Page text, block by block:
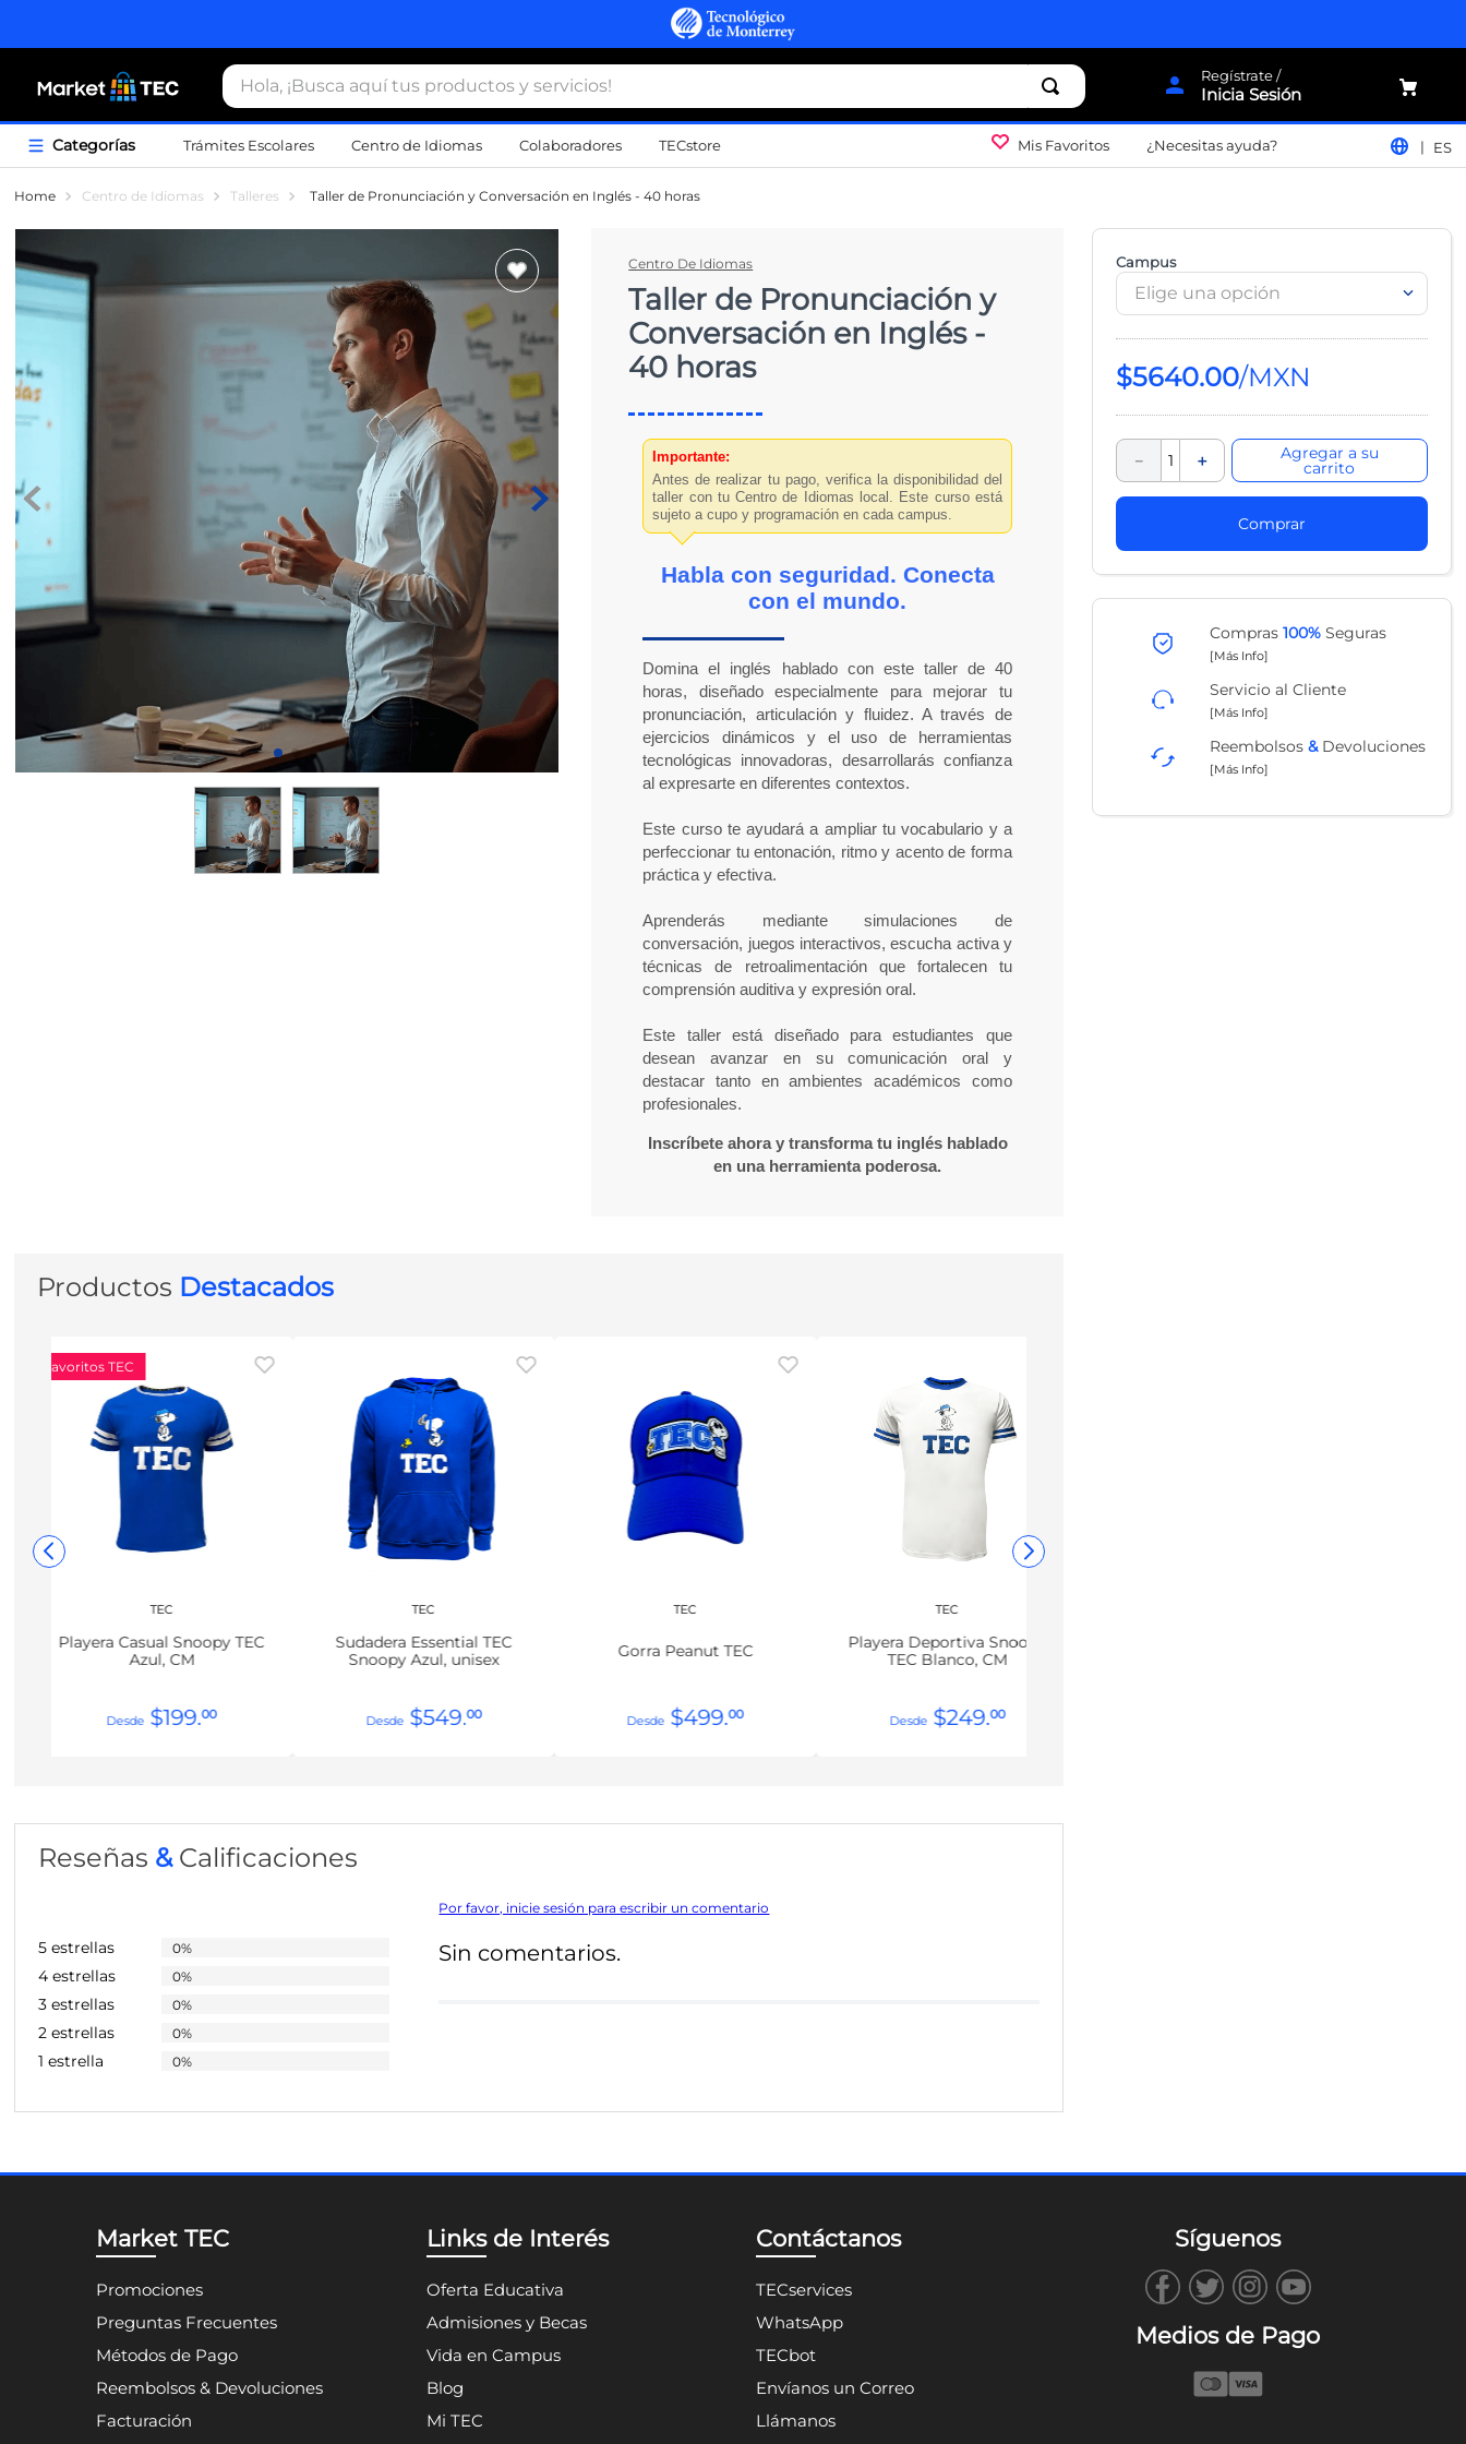
Hola, ¡Busca aquí tus productos y servicios!
Inicia Sesión
Trámites Escolares Centro de Idiomas Colaboradores TECstore Mis Favoritos ¿Necesitas ayuda? ES
Centro de Idiomas Talleres Taller de Pronunciación y Conversación en Inglés - 40 horas
Centro De Idiomas
Taller de Pronunciación y
Conversación en Inglés -
40 horas
Importante:
Antes de realizar tu pago, verifica la disponibilidad del
taller con tu Centro de Idiomas local. Este curso está
sujeto a cupo y programación en cada campus.
Habla con seguridad. Conecta
con el mundo.
Domina el inglés hablado con este taller de 40
horas, diseñado especialmente para mejorar tu
pronunciación, articulación y fluidez. A través de
ejercicios dinámicos y el uso de herramientas
tecnológicas innovadoras, desarrollarás confianza
al expresarte en diferentes contextos.
Este curso te ayudará a ampliar tu vocabulario y a
perfeccionar tu entonación, ritmo y acento de forma
práctica y efectiva.
Aprenderás mediante simulaciones de
conversación, juegos interactivos, escucha activa y
técnicas de retroalimentación que fortalecen tu
comprensión auditiva y expresión oral.
Este taller está diseñado para estudiantes que
desean avanzar en su comunicación oral y
destacar tanto en ambientes académicos como
profesionales.
Inscríbete ahora y transforma tu inglés hablado
en una herramienta poderosa.
Productos Destacados
Favoritos TEC
TEC
Playera Casual Snoopy TEC
Azul, CM
$199.00
TEC
Sudadera Essential TEC
Snoopy Azul, unisex
$549.00
TEC
Gorra Peanut TEC
$499.00
TEC
Playera Deportiva Snoopy
TEC Blanco, CM
$249.00
Reseñas &Calificaciones
5 estrellas 0%
4 estrellas 0%
3 estrellas 0%
2 estrellas 0%
1 estrella 0%
Por favor, inicie sesión para escribir un comentario
Sin comentarios.
Campus
Elige una opción
$5640.00
＋
－ Agregar a su
carrito
Comprar
Compras 100%Seguras
[Más Info]
Servicio al Cliente
[Más Info]
Reembolsos &Devoluciones
[Más Info]
Market TEC
Promociones
Preguntas Frecuentes
Métodos de Pago
Reembolsos & Devoluciones
Facturación
Links de Interés
Oferta Educativa
Admisiones y Becas
Vida en Campus
Blog
Mi TEC
Contáctanos
TECservices
WhatsApp
TECbot
Envíanos un Correo
Llámanos
Síguenos
Medios de Pago
3.
movilidad
4.
sudadera
chamarra
6.
credencial
7.
certificado
8. transcript